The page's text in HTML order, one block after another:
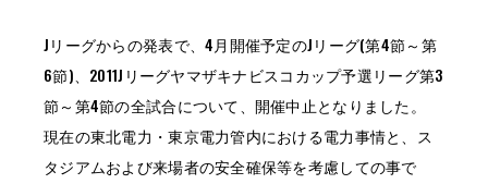
Jリーグからの発表で、4月開催予定のJリーグ(第4節～第
6節)、2011Jリーグヤマザキナビスコカップ予選リーグ第3
節～第4節の全試合について、開催中止となりました。
現在の東北電力・東京電力管内における電力事情と、ス
タジアムおよび来場者の安全確保等を考慮しての事で